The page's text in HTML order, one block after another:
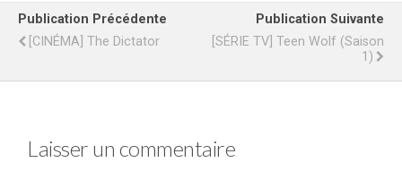
Publication Précédente
[CINÉMA] The Dictator
Publication Suivante
[SÉRIE TV] Teen Wolf (Saison
1)
Laisser un commentaire